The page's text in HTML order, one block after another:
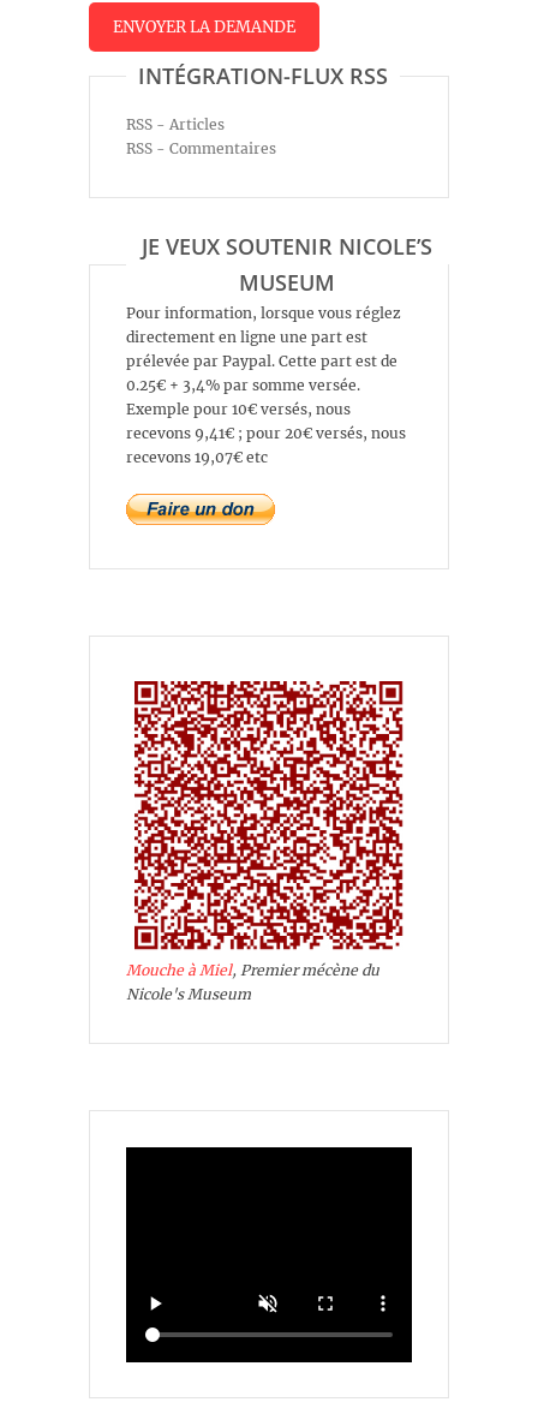
INTÉGRATION-FLUX RSS
RSS - Articles
RSS - Commentaires
JE VEUX SOUTENIR NICOLE’S
MUSEUM
Pour information, lorsque vous réglez
directement en ligne une part est
prélevée par Paypal. Cette part est de
0.25€ + 3,4% par somme versée.
Exemple pour 10€ versés, nous
recevons 9,41€ ; pour 20€ versés, nous
recevons 19,07€ etc
Mouche à Miel, Premier mécène du
Nicole's Museum